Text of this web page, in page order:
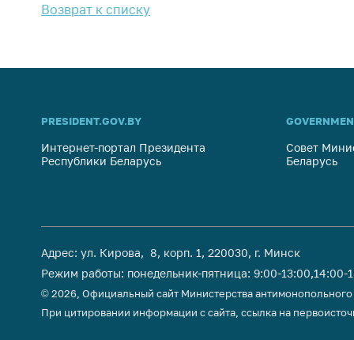
Возврат к списку
PRESIDENT.GOV.BY
Интернет-портал Президента
Республики Беларусь
Совет
Беларусь
Адрес: ул. Кирова, 8, корп. 1, 220030, г. Минск
Режим работы: понедельник-пятница: 9:00-13:00,14:00-
© 2026, Официальный сайт Министерства
При цитировании информации с сайта, ссылка на